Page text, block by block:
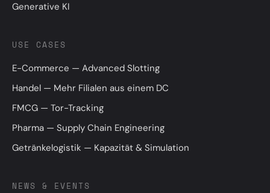
Generative KI
USE CASES
E-Commerce — Advanced Slotting
Handel — Mehr Filialen aus einem DC
FMCG — Tor-Tracking
Pharma — Supply Chain Engineering
Getränkelogistik — Kapazität & Simulation
NEWS & EVENTS